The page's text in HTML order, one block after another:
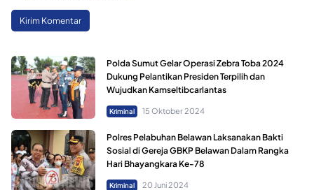
Polda Sumut Gelar Operasi Zebra Toba 2024
Dukung Pelantikan Presiden Terpilih dan
Wujudkan Kamseltibcarlantas
Kriminal 15 Oktober 2024
Polres Pelabuhan Belawan Laksanakan Bakti
Sosial di Gereja GBKP Belawan Dalam Rangka
Hari Bhayangkara Ke-78
Kriminal 20 Juni 2024